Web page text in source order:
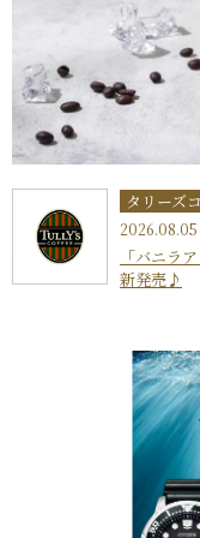
タリーズ
2026.08.05
「バニラ
新発売♪